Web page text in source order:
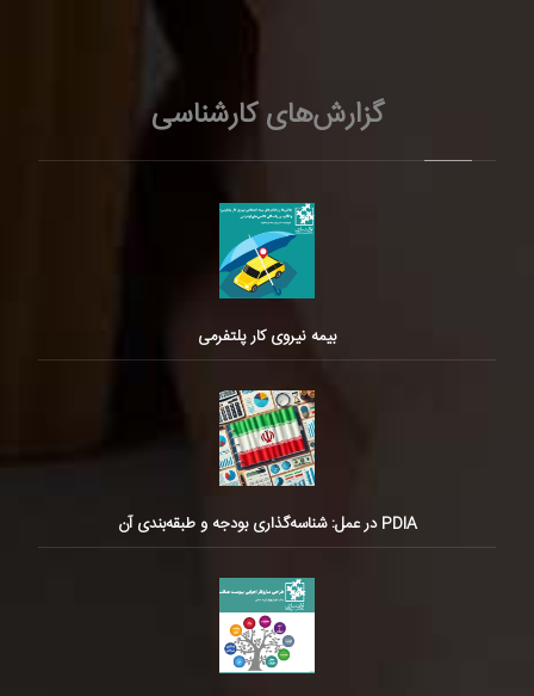
گزارش‌های کارشناسی
بیمه نیروی کار پلتفرمی
PDIA در عمل: شناسه‌گذاری بودجه و طبقه‌بندی آن